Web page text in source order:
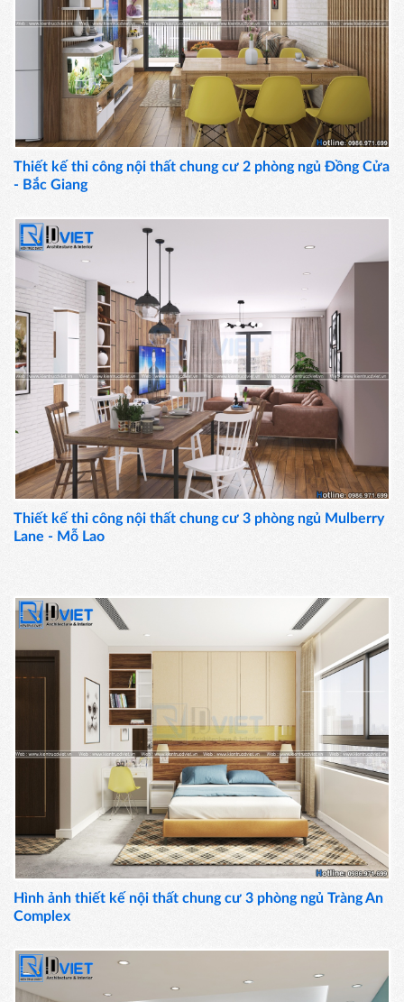
Thiết kế thi công nội thất chung cư 2 phòng ngủ Đồng Cửa
- Bắc Giang
Thiết kế thi công nội thất chung cư 3 phòng ngủ Mulberry
Lane - Mỗ Lao
Hình ảnh thiết kế nội thất chung cư 3 phòng ngủ Tràng An
Complex